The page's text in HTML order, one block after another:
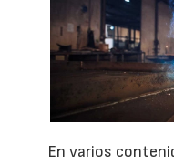
En varios